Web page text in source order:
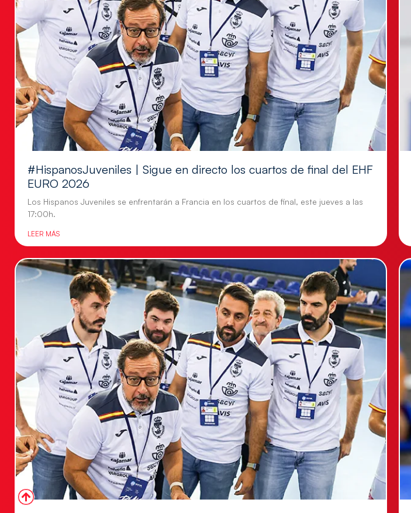
#HispanosJuveniles | Sigue en directo los cuartos de final del EHF
EURO 2026
Los Hispanos Juveniles se enfrentarán a Francia en los cuartos de final, este jueves a las
17:00h.
LEER MÁS